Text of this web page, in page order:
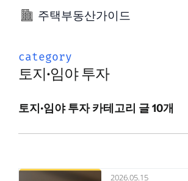
주택부동산가이드
category
토지·임야 투자
토지·임야 투자 카테고리 글 10개
2026.05.15